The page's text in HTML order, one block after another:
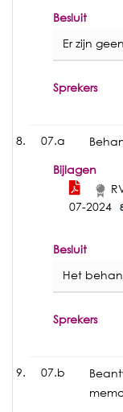
Besluit
Er zijn
Sprekers
07.a
Bijlagen
07-2024
Besluit
Het
Sprekers
07.b